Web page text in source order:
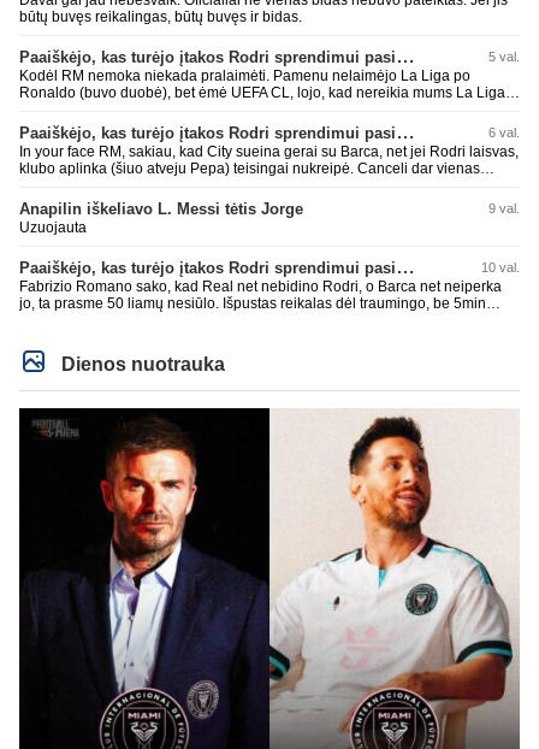
būtų buvęs reikalingas, būtų buvęs ir bidas.
Paaiškėjo, kas turėjo įtakos Rodri sprendimui pasirinkti Barselonos pusę 5 val.
Kodėl RM nemoka niekada pralaimėti. Pamenu nelaimėjo La Liga po
Ronaldo (buvo duobė), bet ėmė UEFA CL, lojo, kad nereikia mums La Liga,
laimėti La Liga. Dabar vėl gavo nuo Barcos ir Rodri ateina ne pas juos, vėl
nereikia mums jo, senas ir t.t. Gal davai vyriškai priimkit tuos pralaimėjimus
be kvailų nereikia, nenorim ir t.t.
Paaiškėjo, kas turėjo įtakos Rodri sprendimui pasirinkti Barselonos pusę 6 val.
In your face RM, sakiau, kad City sueina gerai su Barca, net jei Rodri laisvas,
klubo aplinka (šiuo atveju Pepa) teisingai nukreipė. Canceli dar vienas
Super
Anapilin iškeliavo L. Messi tėtis Jorge 9 val.
Uzuojauta
Paaiškėjo, kas turėjo įtakos Rodri sprendimui pasirinkti Barselonos pusę 10 val.
Fabrizio Romano sako, kad Real net nebidino Rodri, o Barca net neiperka
jo, ta prasme 50 liamų nesiūlo. Išpustas reikalas dėl traumingo, be 5min
Dienos nuotrauka